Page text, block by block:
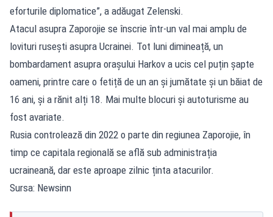
eforturile diplomatice”, a adăugat Zelenski.
Atacul asupra Zaporojie se înscrie într-un val mai amplu de
lovituri rusești asupra Ucrainei. Tot luni dimineață, un
bombardament asupra orașului Harkov a ucis cel puțin șapte
oameni, printre care o fetiță de un an și jumătate și un băiat de
16 ani, și a rănit alți 18. Mai multe blocuri și autoturisme au
fost avariate.
Rusia controlează din 2022 o parte din regiunea Zaporojie, în
timp ce capitala regională se află sub administrația
ucraineană, dar este aproape zilnic ținta atacurilor.
Sursa: Newsinn